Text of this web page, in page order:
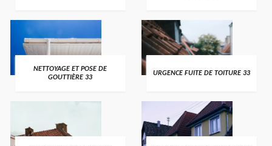
NETTOYAGE ET POSE DE
GOUTTIÈRE 33
URGENCE FUITE DE TOITURE 33